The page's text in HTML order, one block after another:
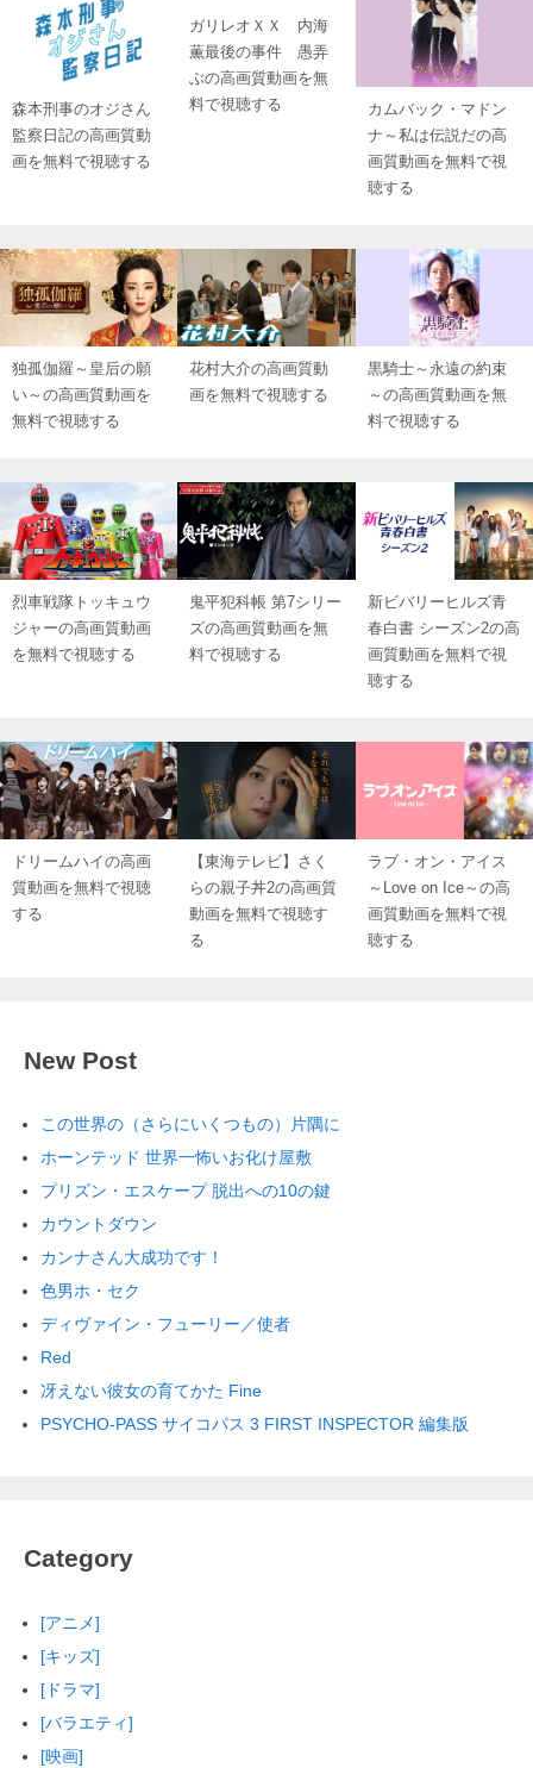
森本刑事のオジさん
監察日記の高画質動
画を無料で視聴する
ガリレオＸＸ 内海
薫最後の事件 愚弄
ぶの高画質動画を無
料で視聴する
カムバック・マドン
ナ～私は伝説だの高
画質動画を無料で視
聴する
独孤伽羅～皇后の願
い～の高画質動画を
無料で視聴する
花村大介の高画質動
画を無料で視聴する
黒騎士～永遠の約束
～の高画質動画を無
料で視聴する
烈車戦隊トッキュウ
ジャーの高画質動画
を無料で視聴する
鬼平犯科帳 第7シリー
ズの高画質動画を無
料で視聴する
新ビバリーヒルズ青
春白書 シーズン2の高
画質動画を無料で視
聴する
ドリームハイの高画
質動画を無料で視聴
する
【東海テレビ】さく
らの親子丼2の高画質
動画を無料で視聴す
る
ラブ・オン・アイス
～Love on Ice～の高
画質動画を無料で視
聴する
New Post
この世界の（さらにいくつもの）片隅に
ホーンテッド 世界一怖いお化け屋敷
プリズン・エスケープ 脱出への10の鍵
カウントダウン
カンナさん大成功です！
色男ホ・セク
ディヴァイン・フューリー／使者
Red
冴えない彼女の育てかた Fine
PSYCHO-PASS サイコパス 3 FIRST INSPECTOR 編集版
Category
[アニメ]
[キッズ]
[ドラマ]
[バラエティ]
[映画]